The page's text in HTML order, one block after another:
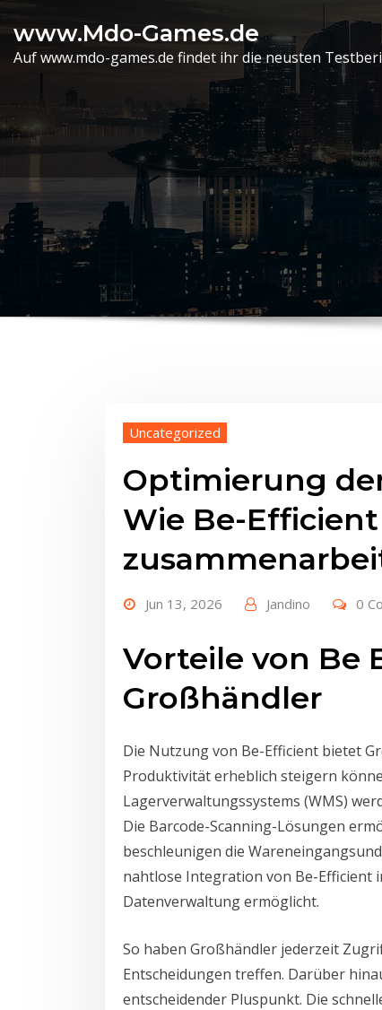
content
www.Mdo-Games.de
Auf www.mdo-games.de findet ihr die neusten
Uncategorized
Optimierung
Wie Be-
Jun 13, 2026 Jandino 0
Vorteile von Be
Großhändler
Die Nutzung von Be-Efficient bietet
Produktivität erheblich steigern
Lagerverwaltungssystems (WMS)
Die Barcode-Scanning-Lösungen
beschleunigen die
nahtlose Integration von Be-Efficient
Datenverwaltung ermöglicht.
So haben Großhändler jederzeit
Entscheidungen treffen. Darüber
entscheidender Pluspunkt. Die